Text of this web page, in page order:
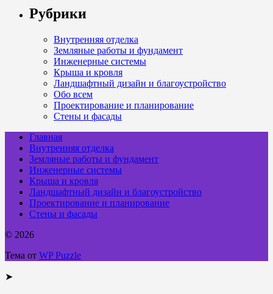
Рубрики
Внутренняя отделка
Земляные работы и фундамент
Инженерные системы
Крыша и кровля
Ландшафтный дизайн и благоустройство
Обо всем
Проектирование и планирование
Стены и фасады
Главная
Внутренняя отделка
Земляные работы и фундамент
Инженерные системы
Крыша и кровля
Ландшафтный дизайн и благоустройство
Проектирование и планирование
Стены и фасады
© 2026
Тема от WP Puzzle
➤